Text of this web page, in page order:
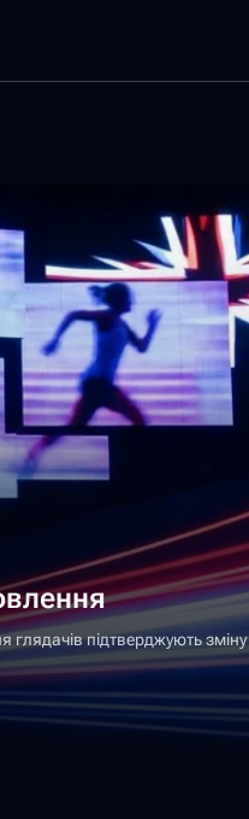
глядачів підтверджують зміну